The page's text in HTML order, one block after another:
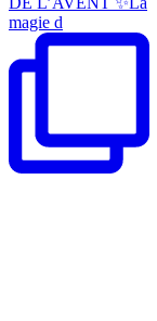
magie d